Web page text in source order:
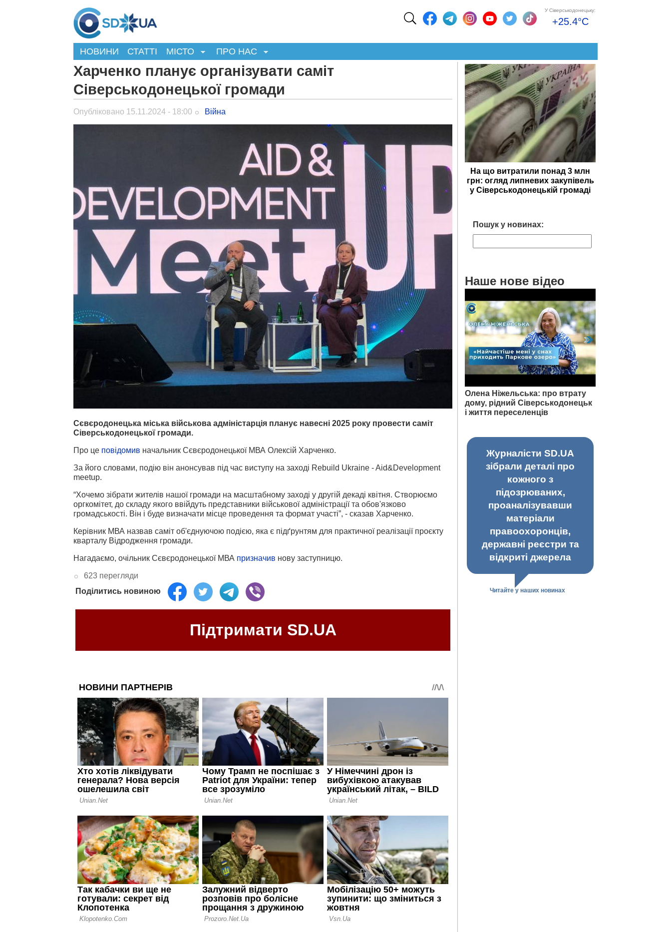
У Сіверськодонецьку:
+25.4°C
НОВИНИ СТАТТІ МІСТО ПРО НАС
Харченко планує організувати саміт
Сіверськодонецької громади
Опубліковано 15.11.2024 - 18:00 Війна
Сєвєродонецька міська військова адміністарція планує навесні 2025 року провести саміт
Сіверськодонецької громади.
Про це повідомив начальник Сєвєродонецької МВА Олексій Харченко.
За його словами, подію він анонсував під час виступу на заході Rebuild Ukraine - Aid&Development
meetup.
“Хочемо зібрати жителів нашої громади на масштабному заході у другій декаді квітня. Створюємо
оргкомітет, до складу якого ввійдуть представники військової адміністрації та обов'язково
громадськості. Він і буде визначати місце проведення та формат участі”, - сказав Харченко.
Керівник МВА назвав саміт об'єднуючою подією, яка є підґрунтям для практичної реалізації проєкту
кварталу Відродження громади.
Нагадаємо, очільник Сєвєродонецької МВА призначив нову заступницю.
623 перегляди
Поділитись новиною
Підтримати SD.UA
На що витратили понад 3 млн
грн: огляд липневих закупівель
у Сіверськодонецькій громаді
Пошук у новинах:
Наше нове відео
Олена Ніжельська: про втрату
дому, рідний Сіверськодонецьк
і життя переселенців
Журналісти SD.UA
зібрали деталі про
кожного з
підозрюваних,
проаналізувавши
матеріали
правоохоронців,
державні реєстри та
відкриті джерела
Читайте у наших новинах